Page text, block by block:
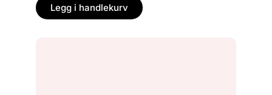
Legg i handlekurv